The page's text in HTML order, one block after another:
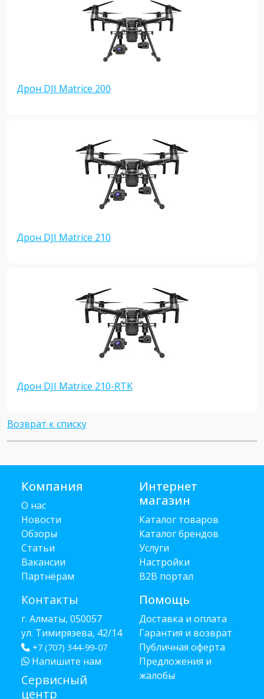
Дрон DJI Matrice 200
Дрон DJI Matrice 210
Дрон DJI Matrice 210-RTK
Возврат к списку
Компания
О нас
Новости
Обзоры
Статьи
Вакансии
Партнёрам
Контакты
г. Алматы, 050057
ул. Тимирязева, 42/14
+7 (707) 344-99-07
Напишите нам
Сервисный
центр
Интернет
магазин
Каталог товаров
Каталог брендов
Услуги
Настройки
B2B портал
Помощь
Доставка и оплата
Гарантия и возврат
Публичная оферта
Предложения и
жалобы